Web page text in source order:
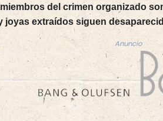
del crimen organizado
joyas extraídos siguen
Anuncio